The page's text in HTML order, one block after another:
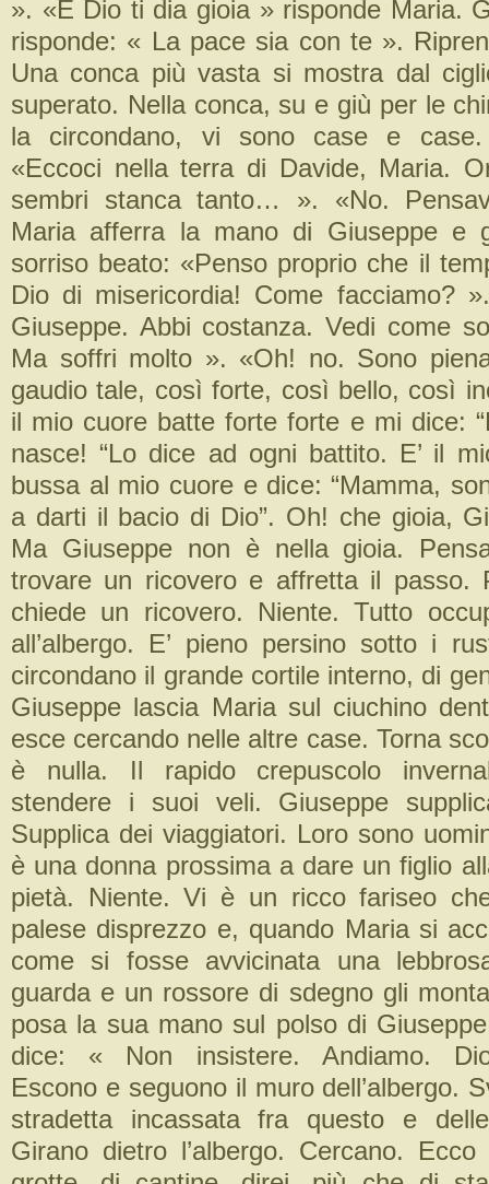
». «E Dio ti dia gioia » risponde Maria.
risponde: « La pace sia con te ».
Una conca più vasta si mostra dal
superato. Nella conca, su e giù per le
la circondano, vi sono case e case.
«Eccoci nella terra di Davide, Maria.
sembri stanca tanto… ». «No.
Maria afferra la mano di Giuseppe e
sorriso beato: «Penso proprio che il
Dio di misericordia! Come facciamo?
Giuseppe. Abbi costanza. Vedi come
Ma soffri molto ». «Oh! no. Sono
gaudio tale, così forte, così bello, così
il mio cuore batte forte forte e mi dice:
nasce! “Lo dice ad ogni battito. E’ il
bussa al mio cuore e dice: “Mamma,
a darti il bacio di Dio”. Oh! che gioia,
Ma Giuseppe non è nella gioia.
trovare un ricovero e affretta il passo.
chiede un ricovero. Niente. Tutto
all’albergo. E’ pieno persino sotto i
circondano il grande cortile interno, di
Giuseppe lascia Maria sul ciuchino
esce cercando nelle altre case. Torna
è nulla. Il rapido crepuscolo
stendere i suoi veli. Giuseppe
Supplica dei viaggiatori. Loro sono
è una donna prossima a dare un figlio
pietà. Niente. Vi è un ricco fariseo
palese disprezzo e, quando Maria si
come si fosse avvicinata una
guarda e un rossore di sdegno gli
posa la sua mano sul polso di
dice: « Non insistere. Andiamo.
Escono e seguono il muro dell’albergo.
stradetta incassata fra questo e
Girano dietro l’albergo. Cercano.